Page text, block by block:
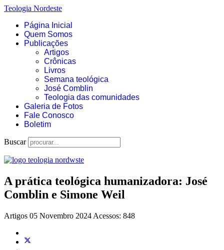
Teologia Nordeste
Página Inicial
Quem Somos
Publicações
Artigos
Crônicas
Livros
Semana teológica
José Comblin
Teologia das comunidades
Galeria de Fotos
Fale Conosco
Boletim
Buscar
A prática teológica humanizadora: José
Comblin e Simone Weil
Artigos 05 Novembro 2024 Acessos: 848